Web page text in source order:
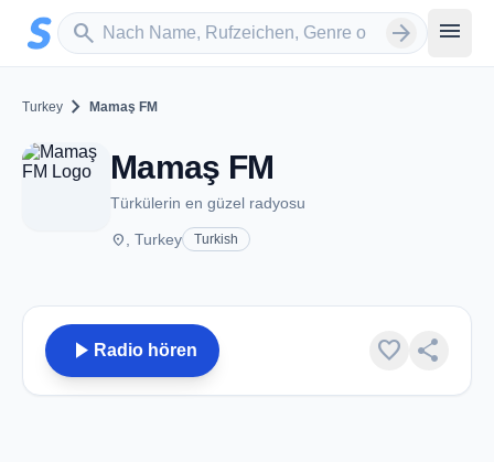
Zum Hauptinhalt springen
search
Sender suchen arrow_forward menu
Turkey chevron_right Mamaş FM
Mamaş FM
Türkülerin en güzel radyosu
place , Turkey Turkish
play_arrow Radio hören favorite share